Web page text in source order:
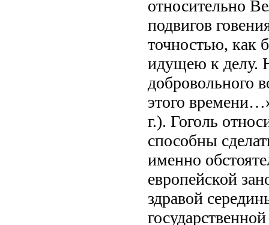
относительно
подвигов
точностью, как
идущею к делу.
добровольного
этого
г.). Гоголь
способны
именно
европейской
здравой